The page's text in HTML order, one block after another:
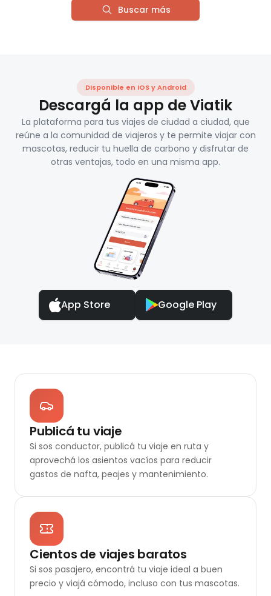
Buscar más
Disponible en iOS y Android
Descargá la app de Viatik
La plataforma para tus viajes de ciudad a ciudad, que
reúne a la comunidad de viajeros y te permite viajar con
mascotas, reducir tu huella de carbono y disfrutar de
otras ventajas, todo en una misma app.
App Store Google Play
Publicá tu viaje
Si sos conductor, publicá tu viaje en ruta y
aprovechá los asientos vacíos para reducir
gastos de nafta, peajes y mantenimiento.
Cientos de viajes baratos
Si sos pasajero, encontrá tu viaje ideal a buen
precio y viajá cómodo, incluso con tus mascotas.